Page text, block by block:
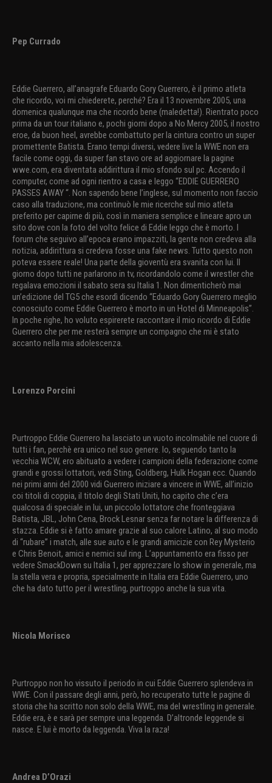
Pep Currado
Eddie Guerrero, all’anagrafe Eduardo Gory Guerrero, è il primo atleta
che ricordo, voi mi chiederete, perché? Era il 13 novembre 2005, una
domenica qualunque ma che ricordo bene (maledetta!). Rientrato poco
prima da un tour italiano e, pochi giorni dopo a No Mercy 2005, il nostro
eroe, da buon heel, avrebbe combattuto per la cintura contro un super
promettente Batista. Erano tempi diversi, vedere live la WWE non era
facile come oggi, da super fan stavo ore ad aggiornare la pagine
wwe.com, era diventata addirittura il mio sfondo sul pc. Accendo il
computer, come ad ogni rientro a casa e leggo “EDDIE GUERRERO
PASSES AWAY “. Non sapendo bene l’inglese, sul momento non faccio
caso alla traduzione, ma continuò le mie ricerche sul mio atleta
preferito per capirne di più, così in maniera semplice e lineare apro un
sito dove con la foto del volto felice di Eddie leggo che è morto. I
forum che seguivo all’epoca erano impazziti, la gente non credeva alla
notizia, addirittura si credeva fosse una fake news. Tutto questo non
poteva essere reale! Una parte della gioventù era svanita con lui. Il
giorno dopo tutti ne parlarono in tv, ricordandolo come il wrestler che
regalava emozioni il sabato sera su Italia 1. Non dimenticherò mai
un’edizione del TG5 che esordì dicendo “Eduardo Gory Guerrero meglio
conosciuto come Eddie Guerrero è morto in un Hotel di Minneapolis”.
In poche righe, ho voluto espirerete raccontare il mio ricordo di Eddie
Guerrero che per me resterà sempre un compagno che mi è stato
accanto nella mia adolescenza.
Lorenzo Porcini
Purtroppo Eddie Guerrero ha lasciato un vuoto incolmabile nel cuore di
tutti i fan, perchè era unico nel suo genere. Io, seguendo tanto la
vecchia WCW, ero abituato a vedere i campioni della federazione come
grandi e grossi lottatori, vedi Sting, Goldberg, Hulk Hogan ecc. Quando
nei primi anni del 2000 vidi Guerrero iniziare a vincere in WWE, all’inizio
coi titoli di coppia, il titolo degli Stati Uniti, ho capito che c’era
qualcosa di speciale in lui, un piccolo lottatore che fronteggiava
Batista, JBL, John Cena, Brock Lesnar senza far notare la differenza di
stazza. Eddie si è fatto amare grazie al suo calore Latino, al suo modo
di “rubare” i match, alle sue auto e le grandi amicizie con Rey Mysterio
e Chris Benoit, amici e nemici sul ring. L’appuntamento era fisso per
vedere SmackDown su Italia 1, per apprezzare lo show in generale, ma
la stella vera e propria, specialmente in Italia era Eddie Guerrero, uno
che ha dato tutto per il wrestling, purtroppo anche la sua vita.
Nicola Morisco
Purtroppo non ho vissuto il periodo in cui Eddie Guerrero splendeva in
WWE. Con il passare degli anni, però, ho recuperato tutte le pagine di
storia che ha scritto non solo della WWE, ma del wrestling in generale.
Eddie era, è e sarà per sempre una leggenda. D’altronde leggende si
nasce. E lui è morto da leggenda. Viva la raza!
Andrea D’Orazi